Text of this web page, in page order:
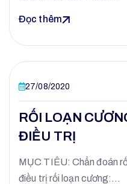
Đọc thêm
27/08/2020
RỐI LOẠN
ĐIỀU TRỊ
MỤC TIÊU: Chẩn đoán
điều trị rối loạn cương:…